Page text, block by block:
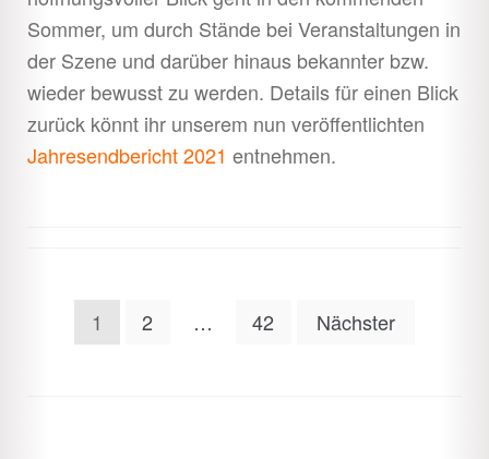
Sommer, um durch Stände bei Veranstaltungen in
der Szene und darüber hinaus bekannter bzw.
wieder bewusst zu werden. Details für einen Blick
zurück könnt ihr unserem nun veröffentlichten
Jahresendbericht 2021 entnehmen.
Seitennummerierung
1 2 … 42 Nächster